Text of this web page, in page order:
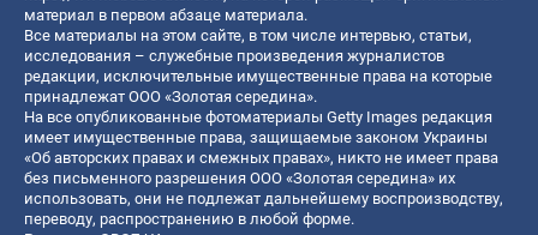
материал в первом абзаце материала.
Все материалы на этом сайте, в том числе интервью, статьи,
исследования – служебные произведения журналистов
редакции, исключительные имущественные права на которые
принадлежат ООО «Золотая середина».
На все опубликованные фотоматериалы Getty Images редакция
имеет имущественные права, защищаемые законом Украины
«Об авторских правах и смежных правах», никто не имеет права
без письменного разрешения ООО «Золотая середина» их
использовать, они не подлежат дальнейшему воспроизводству,
переводу, распространению в любой форме.